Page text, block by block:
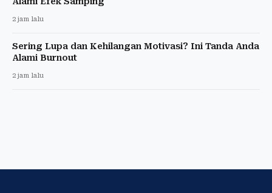
2 jam lalu
Sering Lupa dan Kehilangan Motivasi? Ini Tanda Anda
Alami Burnout
2 jam lalu